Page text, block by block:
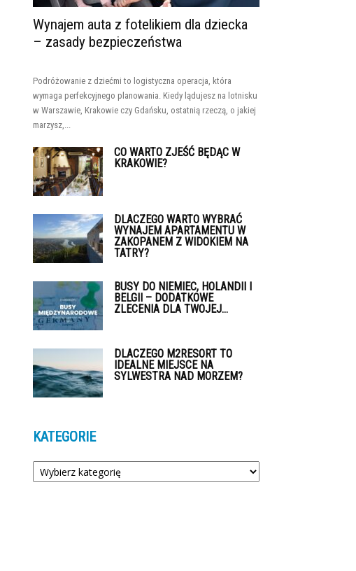
Wynajem auta z fotelikiem dla dziecka
– zasady bezpieczeństwa
Podróżowanie z dziećmi to logistyczna operacja, która
wymaga perfekcyjnego planowania. Kiedy lądujesz na lotnisku
w Warszawie, Krakowie czy Gdańsku, ostatnią rzeczą, o jakiej
marzysz,...
CO WARTO ZJEŚĆ BĘDĄC W
KRAKOWIE?
DLACZEGO WARTO WYBRAĆ
WYNAJEM APARTAMENTU W
ZAKOPANEM Z WIDOKIEM NA
TATRY?
BUSY DO NIEMIEC, HOLANDII I
BELGII – DODATKOWE
ZLECENIA DLA TWOJEJ...
DLACZEGO M2RESORT TO
IDEALNE MIEJSCE NA
SYLWESTRA NAD MORZEM?
KATEGORIE
Kategorie